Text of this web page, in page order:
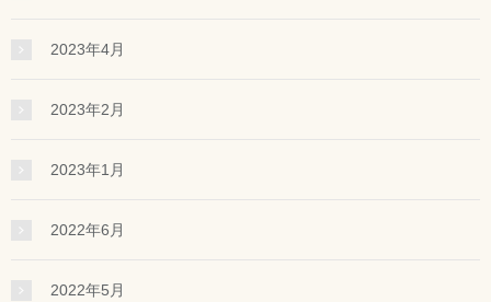
2023年4月
2023年2月
2023年1月
2022年6月
2022年5月